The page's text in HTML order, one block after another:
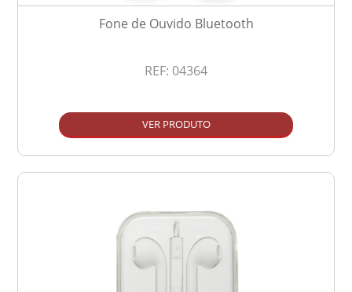
Fone de Ouvido Bluetooth
REF: 04364
VER PRODUTO